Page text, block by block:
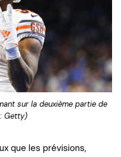
sur la deuxième partie de
Getty)
que les prévisions,